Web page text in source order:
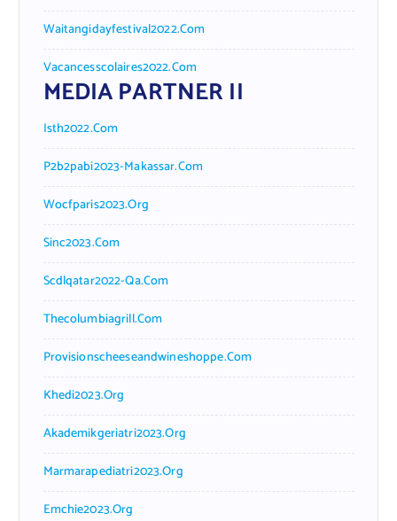
Waitangidayfestival2022.com
Vacancesscolaires2022.com
MEDIA PARTNER II
Isth2022.com
P2b2pabi2023-Makassar.com
Wocfparis2023.org
Sinc2023.com
Scdlqatar2022-Qa.com
Thecolumbiagrill.com
Provisionscheeseandwineshoppe.com
Khedi2023.org
Akademikgeriatri2023.org
Marmarapediatri2023.org
Emchie2023.org